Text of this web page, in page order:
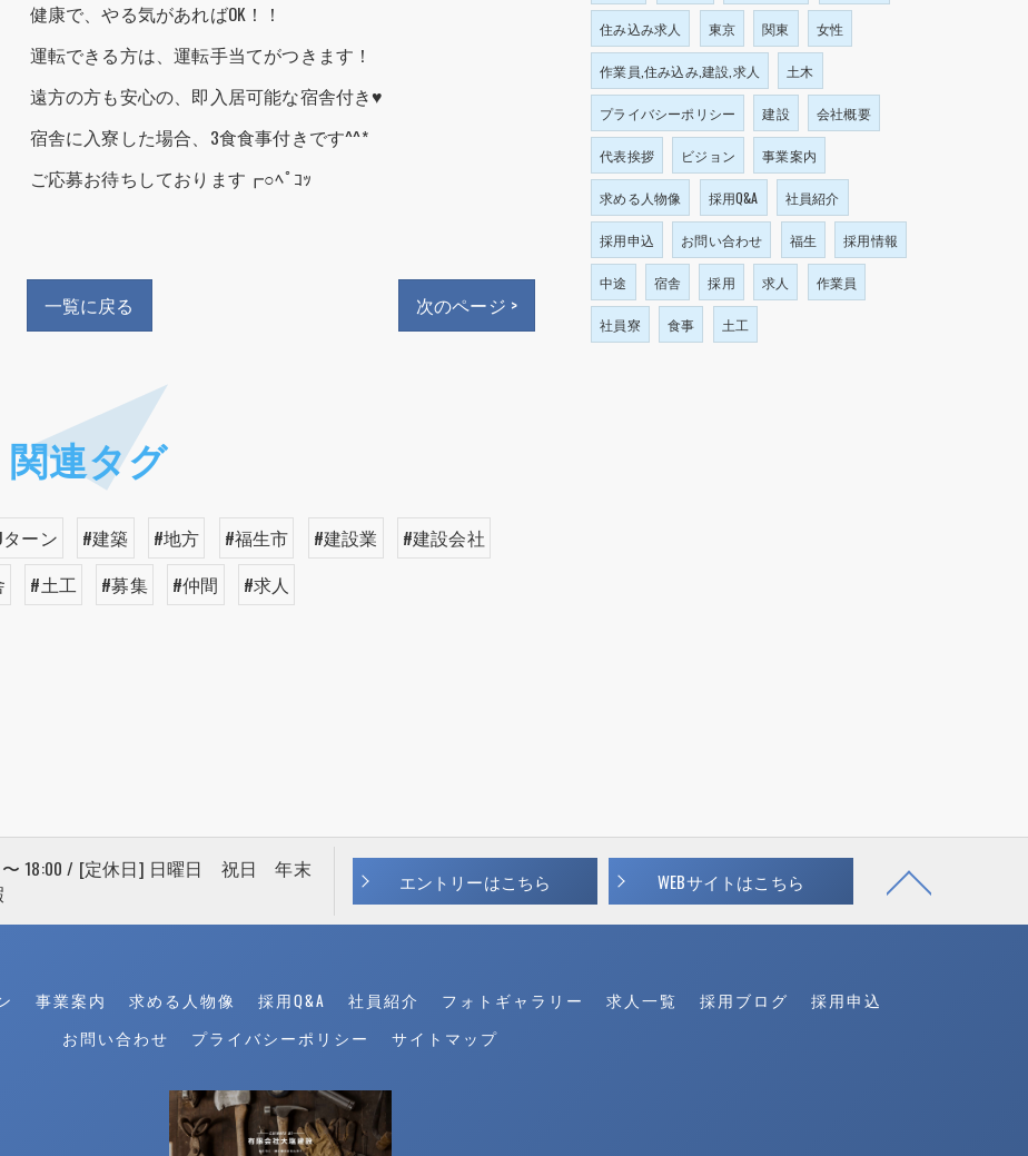
健康で、やる気があればOK！！
運転できる方は、運転手当てがつきます！
遠方の方も安心の、即入居可能な宿舎付き♥
宿舎に入寮した場合、3食食事付きです^^*
ご応募お待ちしております┏○ﾍﾟｺｯ
一覧に戻る 次のページ >
関連タグ
ターン #建築 #地方 #福生市 #建設業
#建設会社
#土工 #募集 #仲間 #求人
住み込み求人 東京 関東 女性
作業員,住み込み,建設,求人 土木
プライバシーポリシー 建設 会社概要
代表挨拶 ビジョン 事業案内
求める人物像 採用Q&A 社員紹介
採用申込 お問い合わせ 福生 採用情報
中途 宿舎 採用 求人 作業員
社員寮 食事 土工
〜 18:00 / [定休日] 日曜日 祝日 年末
エントリーはこちら WEBサイトはこちら
事業案内 求める人物像 採用Q&A 社員紹介 フォトギャラリー 求人一覧 採用ブログ
採用申込
お問い合わせ
プライバシーポリシー サイトマップ